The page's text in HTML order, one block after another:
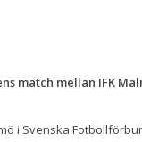
match mellan IFK
i Svenska